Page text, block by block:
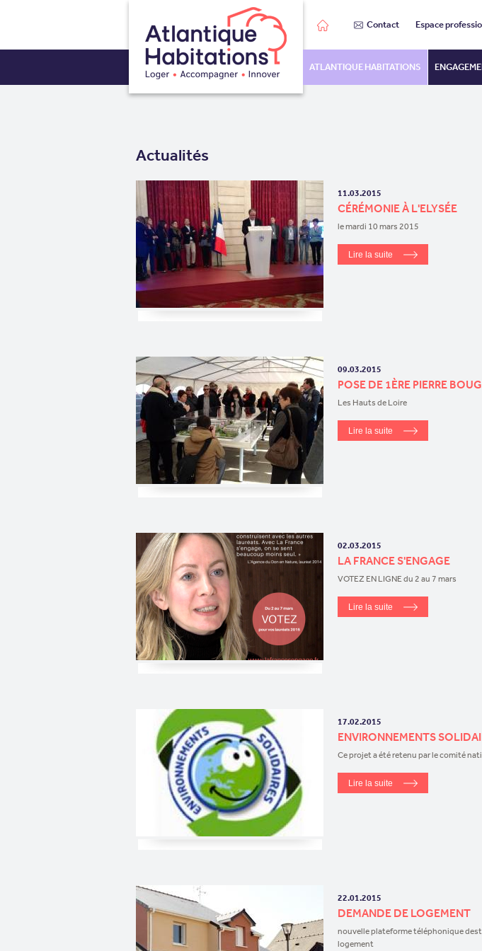
Contact Espace
ATLANTIQUE HABITATIONS
Actualités
11.03.2015
CÉRÉMONIE À L'ELYSÉE
le mardi 10 mars 2015
Lire la suite
09.03.2015
POSE DE 1ÈRE PIERRE
Les Hauts de Loire
Lire la suite
02.03.2015
LA FRANCE S'ENGAGE
VOTEZ EN LIGNE du 2 au 7 mars
Lire la suite
17.02.2015
ENVIRONNEMENTS
Ce projet a été retenu par le comité
Lire la suite
22.01.2015
DEMANDE DE LOGEMENT
nouvelle plateforme téléphonique
logement